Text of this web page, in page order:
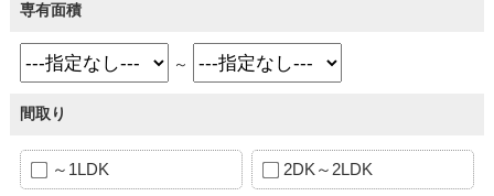
専有面積
～
間取り
～1LDK 2DK～2LDK